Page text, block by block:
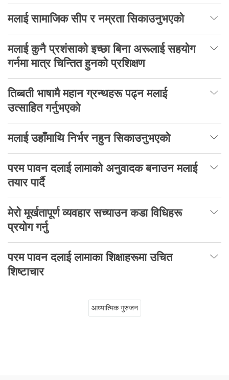
मलाई सामाजिक सीप र नम्रता सिकाउनुभएको
मलाई कुनै प्रशंसाको इच्छा बिना अरूलाई सहयोग
गर्नमा मात्र चिन्तित हुनको प्रशिक्षण
तिब्बती भाषामै महान ग्रन्थहरू पढ्न मलाई
उत्साहित गर्नुभएको
मलाई उहाँमाथि निर्भर नहुन सिकाउनुभएको
परम पावन दलाई लामाको अनुवादक बनाउन मलाई
तयार पार्दै
मेरो मूर्खतापूर्ण व्यवहार सच्याउन कडा विधिहरू
प्रयोग गर्नु
परम पावन दलाई लामाका शिक्षाहरूमा उचित
शिष्टाचार
आध्यात्मिक गुरुजन